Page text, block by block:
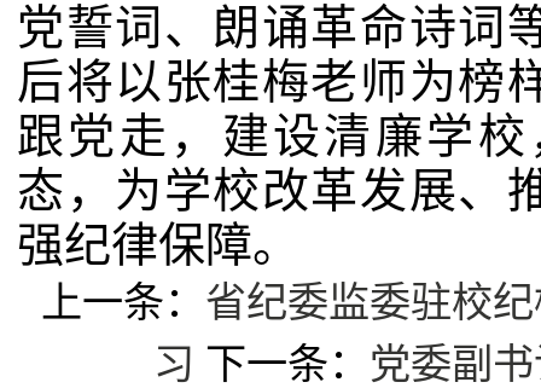
党誓词、朗诵革命诗词
后将以张桂梅老师为榜
跟党走，建设清廉学
态，为学校改革发展、
强纪律保障。
上一条： 省纪委监委驻校
习 下一条： 党委副